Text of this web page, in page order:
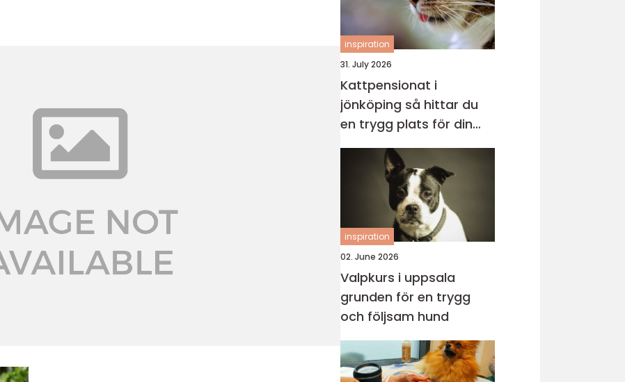
inspiration
31. July 2026
Kattpensionat i
jönköping så hittar du
en trygg plats för din
katt
inspiration
02. June 2026
Valpkurs i uppsala
grunden för en trygg
och följsam hund